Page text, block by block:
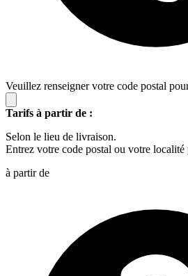
Veuillez renseigner votre code postal
Tarifs à partir de :
Selon le lieu de livraison.
Entrez votre code postal ou votre
à partir de